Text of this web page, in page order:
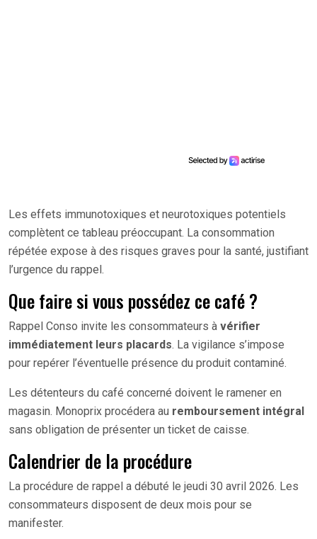
Les effets immunotoxiques et neurotoxiques potentiels
complètent ce tableau préoccupant. La consommation
répétée expose à des risques graves pour la santé, justifiant
l’urgence du rappel.
Que faire si vous possédez ce café ?
Rappel Conso invite les consommateurs à vérifier
immédiatement leurs placards. La vigilance s’impose
pour repérer l’éventuelle présence du produit contaminé.
Les détenteurs du café concerné doivent le ramener en
magasin. Monoprix procédera au remboursement intégral
sans obligation de présenter un ticket de caisse.
Calendrier de la procédure
La procédure de rappel a débuté le jeudi 30 avril 2026. Les
consommateurs disposent de deux mois pour se
manifester.